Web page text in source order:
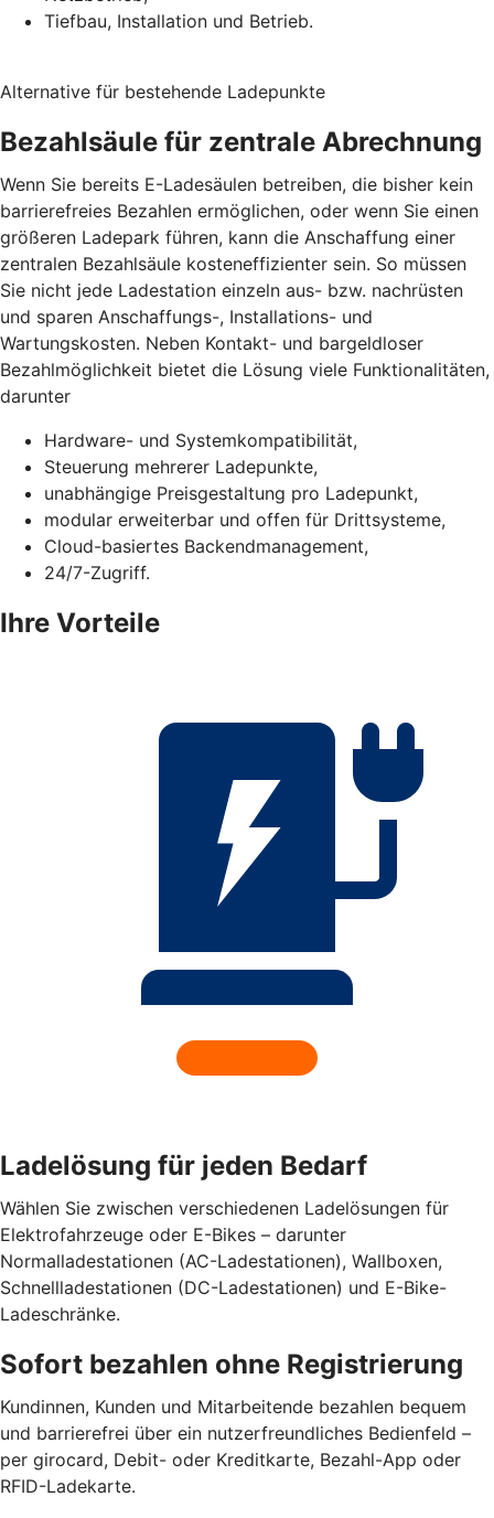
Tiefbau, Installation und Betrieb.
Alternative für bestehende Ladepunkte
Bezahlsäule für zentrale Abrechnung
Wenn Sie bereits E-Ladesäulen betreiben, die bisher kein
barrierefreies Bezahlen ermöglichen, oder wenn Sie einen
größeren Ladepark führen, kann die Anschaffung einer
zentralen Bezahlsäule kosteneffizienter sein. So müssen
Sie nicht jede Ladestation einzeln aus- bzw. nachrüsten
und sparen Anschaffungs-, Installations- und
Wartungskosten. Neben Kontakt- und bargeldloser
Bezahlmöglichkeit bietet die Lösung viele Funktionalitäten,
darunter
Hardware- und Systemkompatibilität,
Steuerung mehrerer Ladepunkte,
unabhängige Preisgestaltung pro Ladepunkt,
modular erweiterbar und offen für Drittsysteme,
Cloud-basiertes Backendmanagement,
24/7-Zugriff.
Ihre Vorteile
Ladelösung für jeden Bedarf
Wählen Sie zwischen verschiedenen Ladelösungen für
Elektrofahrzeuge oder E-Bikes – darunter
Normalladestationen (AC-Ladestationen), Wallboxen,
Schnellladestationen (DC-Ladestationen) und E-Bike-
Ladeschränke.
Sofort bezahlen ohne Registrierung
Kundinnen, Kunden und Mitarbeitende bezahlen bequem
und barrierefrei über ein nutzerfreundliches Bedienfeld –
per girocard, Debit- oder Kreditkarte, Bezahl-App oder
RFID-Ladekarte.